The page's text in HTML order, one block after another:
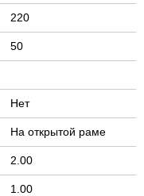
220
50
Нет
На открытой раме
2.00
1.00